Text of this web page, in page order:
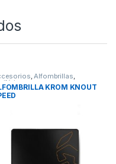
,Alfombrillas,
KROM KNOUT